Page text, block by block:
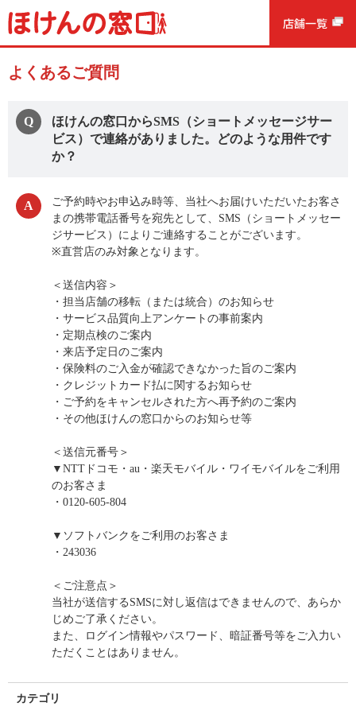
よくあるご質問
ほけんの窓口からSMS（ショートメッセージサー
ビス）で連絡がありました。どのような用件です
か？
ご予約時やお申込み時等、当社へお届けいただいたお客さ
まの携帯電話番号を宛先として、SMS（ショートメッセー
ジサービス）によりご連絡することがございます。
※直営店のみ対象となります。
＜送信内容＞
・担当店舗の移転（または統合）のお知らせ
・サービス品質向上アンケートの事前案内
・定期点検のご案内
・来店予定日のご案内
・保険料のご入金が確認できなかった旨のご案内
・クレジットカード払に関するお知らせ
・ご予約をキャンセルされた方へ再予約のご案内
・その他ほけんの窓口からのお知らせ等
＜送信元番号＞
▼NTTドコモ・au・楽天モバイル・ワイモバイルをご利用
のお客さま
・0120-605-804
▼ソフトバンクをご利用のお客さま
・243036
＜ご注意点＞
当社が送信するSMSに対し返信はできませんので、あらか
じめご了承ください。
また、ログイン情報やパスワード、暗証番号等をご入力い
ただくことはありません。
カテゴリ